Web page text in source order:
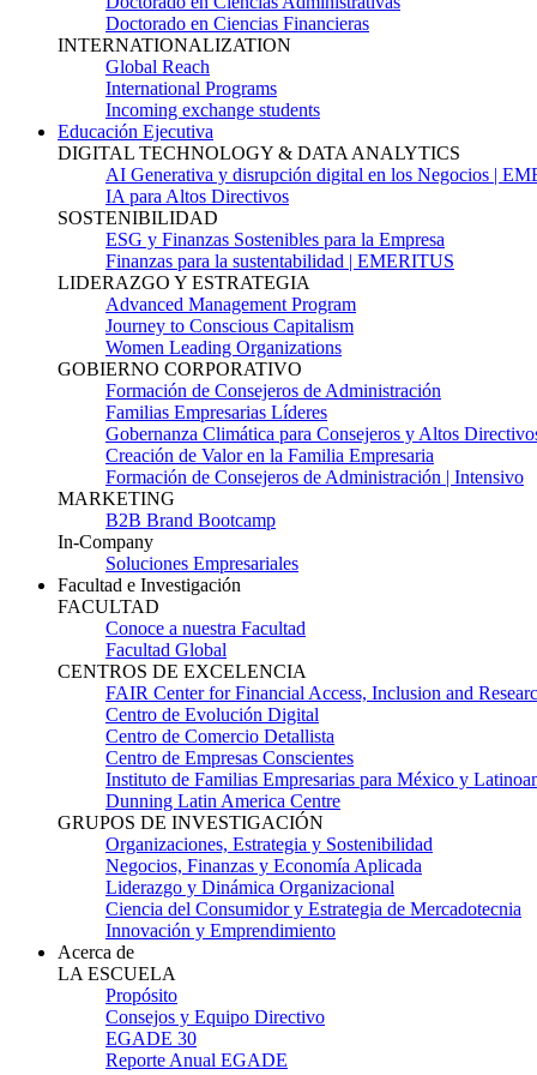
Doctorado en Ciencias Financieras
INTERNATIONALIZATION
Global Reach
International Programs
Incoming exchange students
Educación Ejecutiva
DIGITAL TECHNOLOGY & DATA ANALYTICS
AI Generativa y disrupción digital en los Negocios |
IA para Altos Directivos
SOSTENIBILIDAD
ESG y Finanzas Sostenibles para la Empresa
Finanzas para la sustentabilidad | EMERITUS
LIDERAZGO Y ESTRATEGIA
Advanced Management Program
Journey to Conscious Capitalism
Women Leading Organizations
GOBIERNO CORPORATIVO
Formación de Consejeros de Administración
Familias Empresarias Líderes
Gobernanza Climática para Consejeros y Altos
Creación de Valor en la Familia Empresaria
Formación de Consejeros de Administración | Intensivo
MARKETING
B2B Brand Bootcamp
In-Company
Soluciones Empresariales
Facultad e Investigación
FACULTAD
Conoce a nuestra Facultad
Facultad Global
CENTROS DE EXCELENCIA
FAIR Center for Financial Access, Inclusion and
Centro de Evolución Digital
Centro de Comercio Detallista
Centro de Empresas Conscientes
Instituto de Familias Empresarias para México y
Dunning Latin America Centre
GRUPOS DE INVESTIGACIÓN
Organizaciones, Estrategia y Sostenibilidad
Negocios, Finanzas y Economía Aplicada
Liderazgo y Dinámica Organizacional
Ciencia del Consumidor y Estrategia de Mercadotecnia
Innovación y Emprendimiento
Acerca de
LA ESCUELA
Propósito
Consejos y Equipo Directivo
EGADE 30
Reporte Anual EGADE